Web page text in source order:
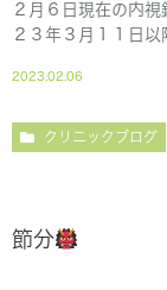
２月６日現在の内
２３年３月１１日
2023.02.06
クリニックブログ
節分